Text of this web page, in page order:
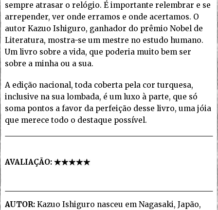
sempre atrasar o relógio. É importante relembrar e se
arrepender, ver onde erramos e onde acertamos. O
autor Kazuo Ishiguro, ganhador do prêmio Nobel de
Literatura, mostra-se um mestre no estudo humano.
Um livro sobre a vida, que poderia muito bem ser
sobre a minha ou a sua.
A edição nacional, toda coberta pela cor turquesa,
inclusive na sua lombada, é um luxo à parte, que só
soma pontos a favor da perfeição desse livro, uma jóia
que merece todo o destaque possível.
AVALIAÇÃO:
AUTOR: Kazuo Ishiguro nasceu em Nagasaki, Japão,